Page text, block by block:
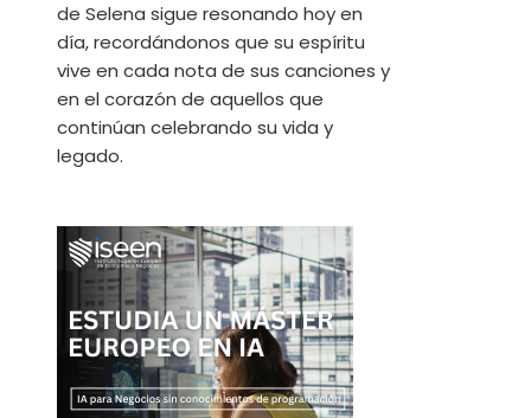
de Selena sigue resonando hoy en
día, recordándonos que su espíritu
vive en cada nota de sus canciones y
en el corazón de aquellos que
continúan celebrando su vida y
legado.